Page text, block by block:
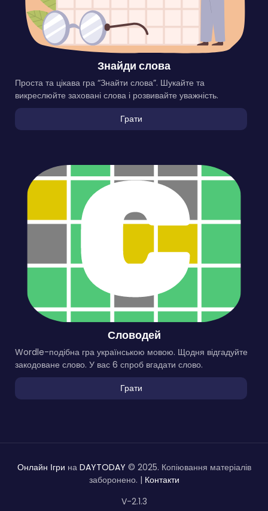
Знайди слова
Проста та цікава гра “Знайти слова”. Шукайте та
викреслюйте заховані слова і розвивайте уважність.
Грати
Словодей
Wordle-подібна гра українською мовою. Щодня відгадуйте
закодоване слово. У вас 6 спроб вгадати слово.
Грати
Онлайн Ігри на DAYTODAY © 2025. Копіювання матеріалів
заборонено. | Контакти
V-2.1.3